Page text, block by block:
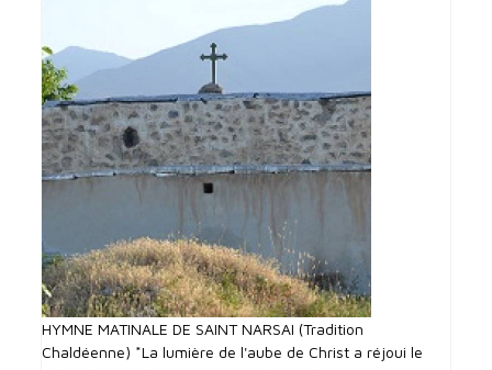
HYMNE MATINALE DE SAINT NARSAI (Tradition
Chaldéenne) *La lumière de l'aube de Christ a réjoui le